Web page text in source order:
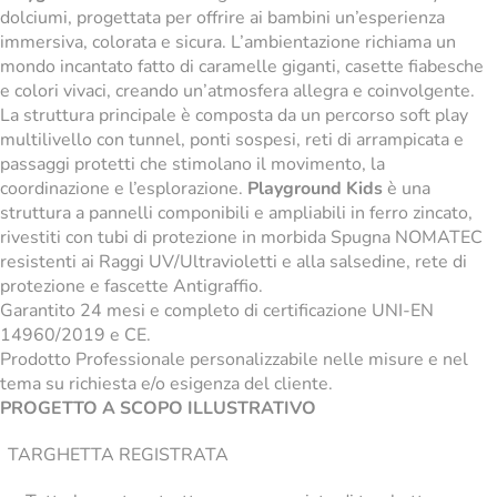
dolciumi, progettata per offrire ai bambini un’esperienza
immersiva, colorata e sicura. L’ambientazione richiama un
mondo incantato fatto di caramelle giganti, casette fiabesche
e colori vivaci, creando un’atmosfera allegra e coinvolgente.
La struttura principale è composta da un percorso soft play
multilivello con tunnel, ponti sospesi, reti di arrampicata e
passaggi protetti che stimolano il movimento, la
coordinazione e l’esplorazione. Playground Kids è una
struttura a pannelli componibili e ampliabili in ferro zincato,
rivestiti con tubi di protezione in morbida Spugna NOMATEC
resistenti ai Raggi UV/Ultravioletti e alla salsedine, rete di
protezione e fascette Antigraffio.
Garantito 24 mesi e completo di certificazione UNI-EN
14960/2019 e CE.
Prodotto Professionale personalizzabile nelle misure e nel
tema su richiesta e/o esigenza del cliente.
PROGETTO A SCOPO ILLUSTRATIVO
TARGHETTA REGISTRATA